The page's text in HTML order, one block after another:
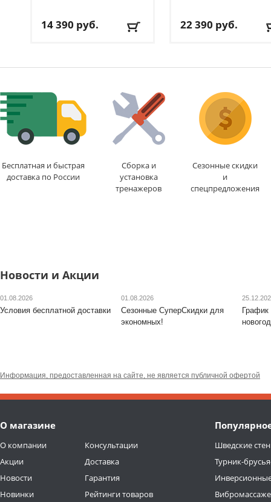
14 390 руб.
1-2 дня
22 390 руб.
1-2 дня
Бесплатная и быстрая
доставка по России
Сборка и
установка
тренажеров
Сезонные скидки
и
спецпредложения
Новости и Акции
01.08.2026
Условия бесплатной доставки
01.08.2026
Сезонные СуперСкидки для
экономных!
График
Информация, предоставленная на сайте, не является публичной офертой
О магазине
О компании
Акции
Новости
Новинки
Консультации
Доставка
Гарантия
Рейтинги товаров
Шведские
Турник-